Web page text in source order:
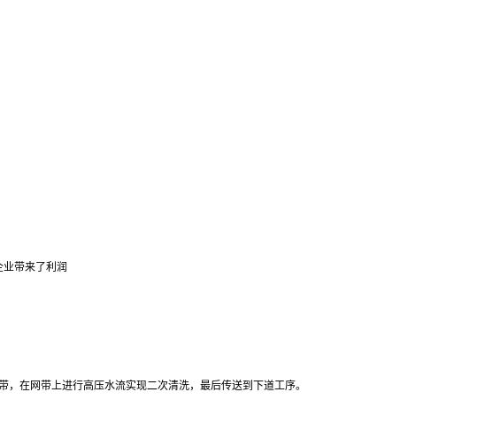
带来了利润
在网带上进行高压水流实现二次清洗，最后传送到下道工序。